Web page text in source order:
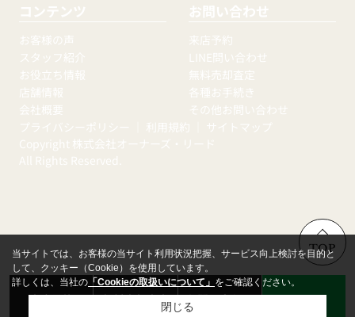
コンテンツ
お客様の声
スタッフ紹介
お役立ち情報
店舗情報
会社概要
お問い合わせ
来店予約
LINE問い合わせ
無料売却査定
各種お手続き
その他お問い合わせ
プライバシーポリシー
利用規約
サイトマップ
Copyright 株式会社オーナーズ・リード
All Rights Reserved.
来店予約 無料売却査定 お問い合わせ LINE
TOP
当サイトでは、お客様の当サイト利用状況把握、サービス向上検討を目的と
して、クッキー（Cookie）を使用しています。
詳しくは、当社の 「Cookieの取扱いについて」 をご確認ください。
閉じる